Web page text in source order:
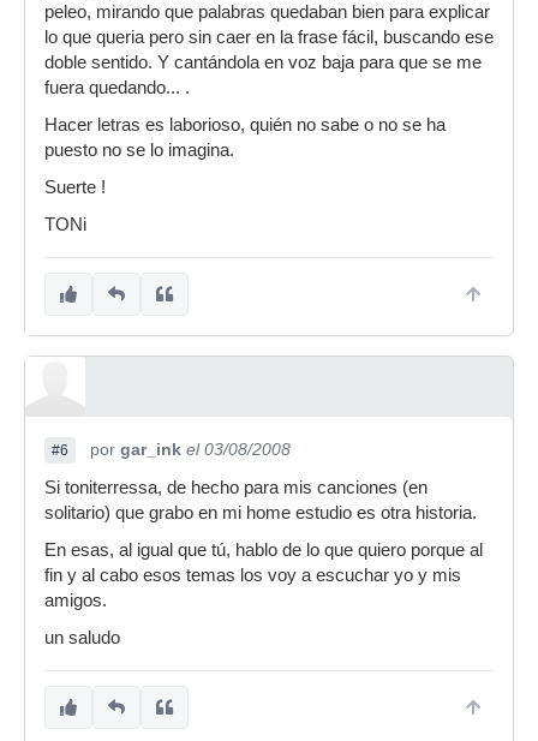
peleo, mirando que palabras quedaban bien para explicar
lo que queria pero sin caer en la frase fácil, buscando ese
doble sentido. Y cantándola en voz baja para que se me
fuera quedando... .
Hacer letras es laborioso, quién no sabe o no se ha
puesto no se lo imagina.
Suerte !
TONi
#6 por gar_ink el 03/08/2008
Si toniterressa, de hecho para mis canciones (en
solitario) que grabo en mi home estudio es otra historia.
En esas, al igual que tú, hablo de lo que quiero porque al
fin y al cabo esos temas los voy a escuchar yo y mis
amigos.
un saludo